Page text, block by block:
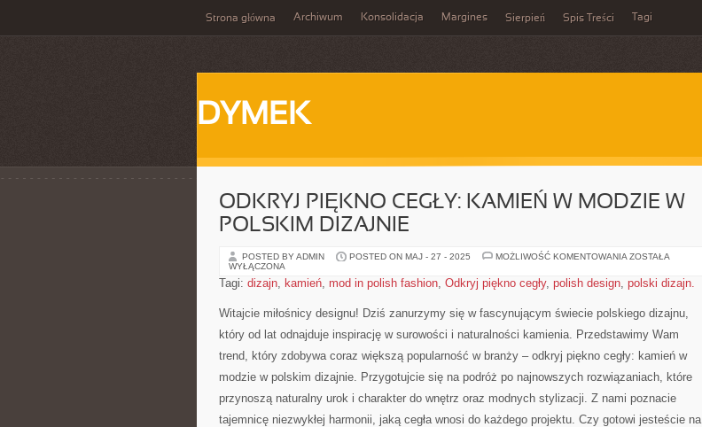
Strona główna Archiwum Konsolidacja Margines Sierpień Spis Treści Tagi
DYMEK
ODKRYJ PIĘKNO CEGŁY: KAMIEŃ W MODZIE W
POLSKIM DIZAJNIE
POSTED BY ADMIN POSTED ON MAJ - 27 - 2025 MOŻLIWOŚĆ KOMENTOWANIA ODKRYJ
KAMIEŃ
W
DIZAJNIE
ZOSTAŁA
WYŁĄCZONA
Tagi: dizajn, kamień, mod in polish fashion, Odkryj piękno cegły, polish design, polski dizajn.
Witajcie miłośnicy designu! Dziś zanurzymy się w fascynującym‌ świecie ⁣polskiego dizajnu, ​
który od lat odnajduje inspirację w⁤ surowości i naturalności kamienia.​ Przedstawimy Wam
trend,​ który zdobywa coraz większą​ popularność ​w ‍branży⁤ – odkryj⁤ piękno cegły: kamień w
modzie ⁣w polskim⁣ dizajnie. Przygotujcie się na podróż po najnowszych rozwiązaniach, ⁢które
przynoszą naturalny urok ‍i charakter do wnętrz⁢ oraz modnych stylizacji. Z nami poznacie
tajemnicę niezwykłej ‌harmonii, jaką ‌cegła⁤ wnosi do⁤ każdego projektu. Czy‍ gotowi jesteście na